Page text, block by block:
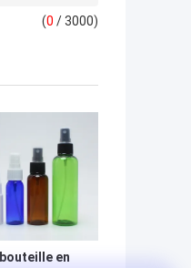
(0 / 3000)
bouteille en